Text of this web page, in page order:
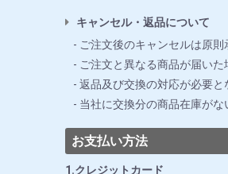
キャンセル・返品について
ご注文後のキャンセルは原則
ご注文と異なる商品が届い
返品及び交換の対応が必要
当社に交換分の商品在庫が
お支払い方法
1.クレジットカード